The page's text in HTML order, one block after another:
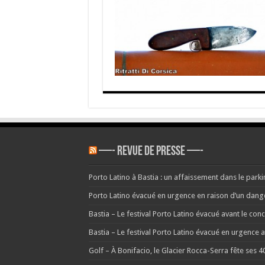
—- REVUE DE PRESSE —-
Porto Latino à Bastia : un affaissement dans le
Porto Latino évacué en urgence en raison d’un
Bastia – Le festival Porto Latino évacué avant le
Bastia – Le festival Porto Latino évacué en urgence
Golf – À Bonifacio, le Glacier Rocca-Serra fête ses